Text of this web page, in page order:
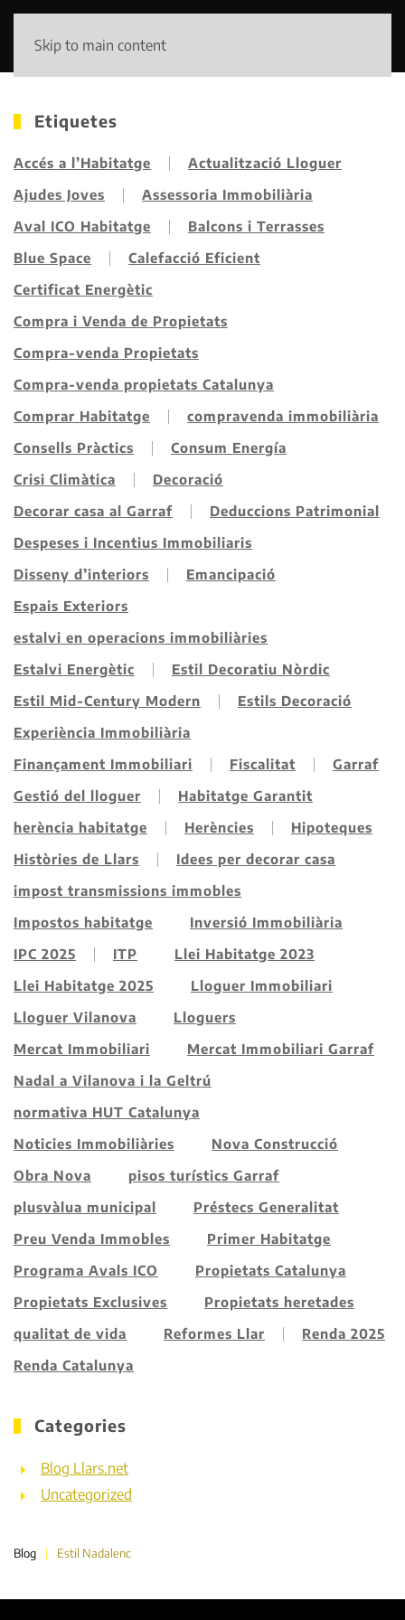
Skip to main content
Etiquetes
Accés a l’Habitatge
Actualització Lloguer
Ajudes Joves
Assessoria Immobiliària
Aval ICO Habitatge
Balcons i Terrasses
Blue Space
Calefacció Eficient
Certificat Energètic
Compra i Venda de Propietats
Compra-venda Propietats
Compra-venda propietats Catalunya
Comprar Habitatge
compravenda immobiliària
Consells Pràctics
Consum Energía
Crisi Climàtica
Decoració
Decorar casa al Garraf
Deduccions Patrimonial
Despeses i Incentius Immobiliaris
Disseny d’interiors
Emancipació
Espais Exteriors
estalvi en operacions immobiliàries
Estalvi Energètic
Estil Decoratiu Nòrdic
Estil Mid-Century Modern
Estils Decoració
Experiència Immobiliària
Finançament Immobiliari
Fiscalitat
Garraf
Gestió del lloguer
Habitatge Garantit
herència habitatge
Herències
Hipoteques
Històries de Llars
Idees per decorar casa
impost transmissions immobles
Impostos habitatge
Inversió Immobiliària
IPC 2025
ITP
Llei Habitatge 2023
Llei Habitatge 2025
Lloguer Immobiliari
Lloguer Vilanova
Lloguers
Mercat Immobiliari
Mercat Immobiliari Garraf
Nadal a Vilanova i la Geltrú
normativa HUT Catalunya
Noticies Immobiliàries
Nova Construcció
Obra Nova
pisos turístics Garraf
plusvàlua municipal
Préstecs Generalitat
Preu Venda Immobles
Primer Habitatge
Programa Avals ICO
Propietats Catalunya
Propietats Exclusives
Propietats heretades
qualitat de vida
Reformes Llar
Renda 2025
Renda Catalunya
Categories
Blog Llars.net
Uncategorized
Blog Estil Nadalenc